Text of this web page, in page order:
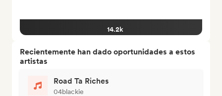
14.2k
Recientemente han dado oportunidades a estos
artistas
Road Ta Riches
04blackie